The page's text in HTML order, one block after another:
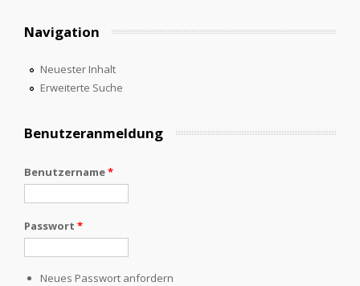
Navigation
Neuester Inhalt
Erweiterte Suche
Benutzeranmeldung
Benutzername*
Passwort *
Neues Passwort anfordern